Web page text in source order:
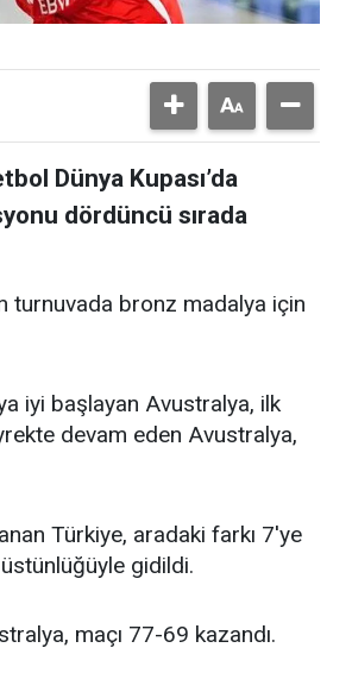
Dünya Kupası’da
dördüncü sırada
turnuvada bronz madalya için
iyi başlayan Avustralya, ilk
devam eden Avustralya,
Türkiye, aradaki farkı 7'ye
gidildi.
maçı 77-69 kazandı.